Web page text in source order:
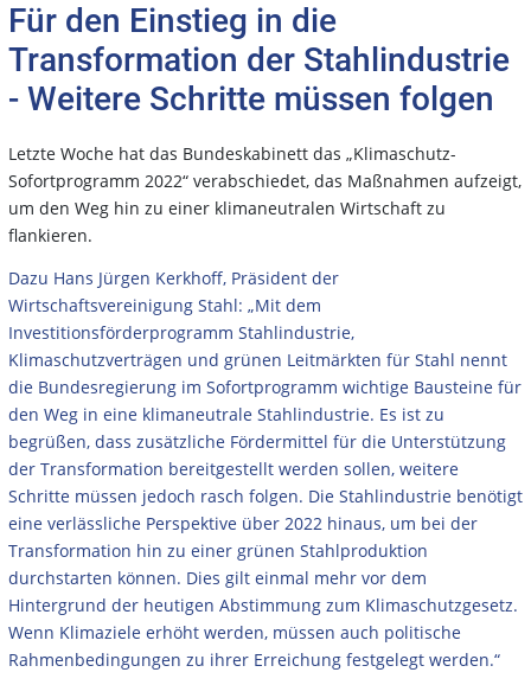
Für den Einstieg in die
Transformation der Stahlindustrie
- Weitere Schritte müssen folgen
Letzte Woche hat das Bundeskabinett das „Klimaschutz-
Sofortprogramm 2022“ verabschiedet, das Maßnahmen aufzeigt,
um den Weg hin zu einer klimaneutralen Wirtschaft zu
flankieren.
Dazu Hans Jürgen Kerkhoff, Präsident der
Wirtschaftsvereinigung Stahl: „Mit dem
Investitionsförderprogramm Stahlindustrie,
Klimaschutzverträgen und grünen Leitmärkten für Stahl nennt
die Bundesregierung im Sofortprogramm wichtige Bausteine für
den Weg in eine klimaneutrale Stahlindustrie. Es ist zu
begrüßen, dass zusätzliche Fördermittel für die Unterstützung
der Transformation bereitgestellt werden sollen, weitere
Schritte müssen jedoch rasch folgen. Die Stahlindustrie benötigt
eine verlässliche Perspektive über 2022 hinaus, um bei der
Transformation hin zu einer grünen Stahlproduktion
durchstarten können. Dies gilt einmal mehr vor dem
Hintergrund der heutigen Abstimmung zum Klimaschutzgesetz.
Wenn Klimaziele erhöht werden, müssen auch politische
Rahmenbedingungen zu ihrer Erreichung festgelegt werden.“